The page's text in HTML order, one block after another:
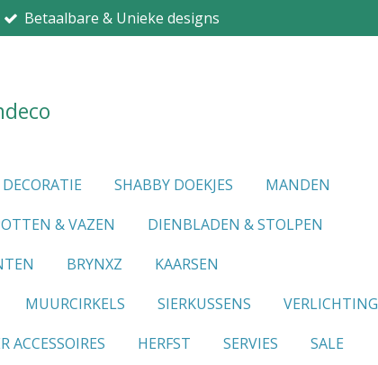
Betaalbare & Unieke designs
DECORATIE SHABBY DOEKJES
MANDEN
& VAZEN
DIENBLADEN & STOLPEN
BRYNXZ
KAARSEN
MUURCIRKELS SIERKUSSENS
VERLICHTING
ACCESSOIRES HERFST SERVIES
SALE